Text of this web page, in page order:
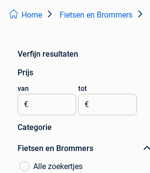
Home Fietsen en Brommers
Verfijn resultaten
Prijs
van
€
tot
€
Categorie
Fietsen en Brommers
Alle zoekertjes